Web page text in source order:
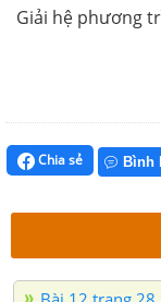
Giải hệ phương
Chia sẻ Bình